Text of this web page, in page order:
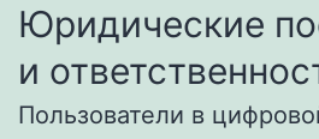
Юридические
и
Пользователи в